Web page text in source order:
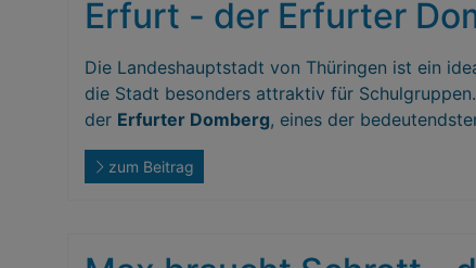
Erfurt - der Erfurter
Die Landeshauptstadt von Thüringen ist ein
die Stadt besonders attraktiv für
der Erfurter Domberg, eines der
zum Beitrag